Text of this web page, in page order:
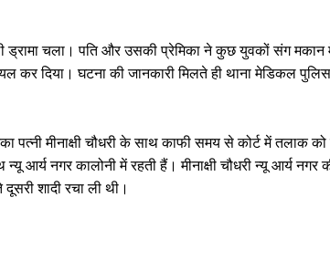
ड्रामा चला। पति और उसकी प्रेमिका ने कुछ युवकों संग
दिया। घटना की जानकारी मिलते ही थाना मेडिकल पुलिस
पत्नी मीनाक्षी चौधरी के साथ काफी समय से कोर्ट में तलाक
आर्य नगर कालोनी में रहती हैं। मीनाक्षी चौधरी न्यू आर्य
शादी रचा ली थी।